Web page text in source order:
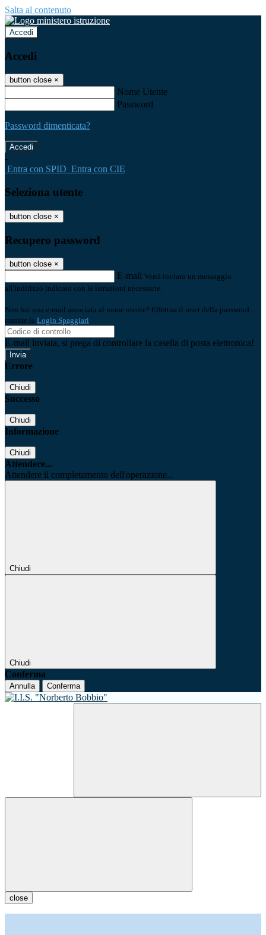
Salta al contenuto
Accedi
Accedi
button close ×
Nome Utente
Password
Password dimenticata?
-
Entra con SPID Entra con CIE
Seleziona utente
button close ×
Recupero password
button close ×
E-mail Verrà inviato un messaggio
all'indirizzo indicato con le istruzioni necessarie.
Non hai una e-mail associata al nome utente? Effettua il reset della password
tramite la Login Spaggiari
E-mail inviata, si prega di controllare la casella di posta elettronica!
Errore
Chiudi
Successo
Chiudi
Informazione
Chiudi
Attendere...
Attendere il completamento dell'operazione...
Chiudi
Chiudi
Conferma
Annulla Conferma
close